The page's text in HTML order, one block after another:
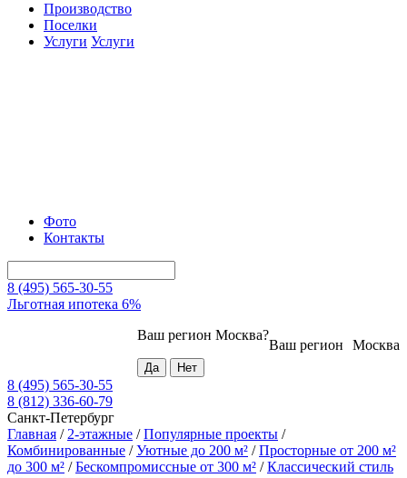
Производство
Поселки
Услуги Услуги
Фото
Контакты
8 (495) 565-30-55
Льготная ипотека 6%
Москва
Ваш регион
Ваш регион Москва?
8 (495) 565-30-55
8 (812) 336-60-79
Санкт-Петербург
Главная / 2-этажные /Популярные проекты /
Комбинированные /Уютные до 200 м² /Просторные от 200 м²
до 300 м² /Бескомпромиссные от 300 м² /Классический стиль